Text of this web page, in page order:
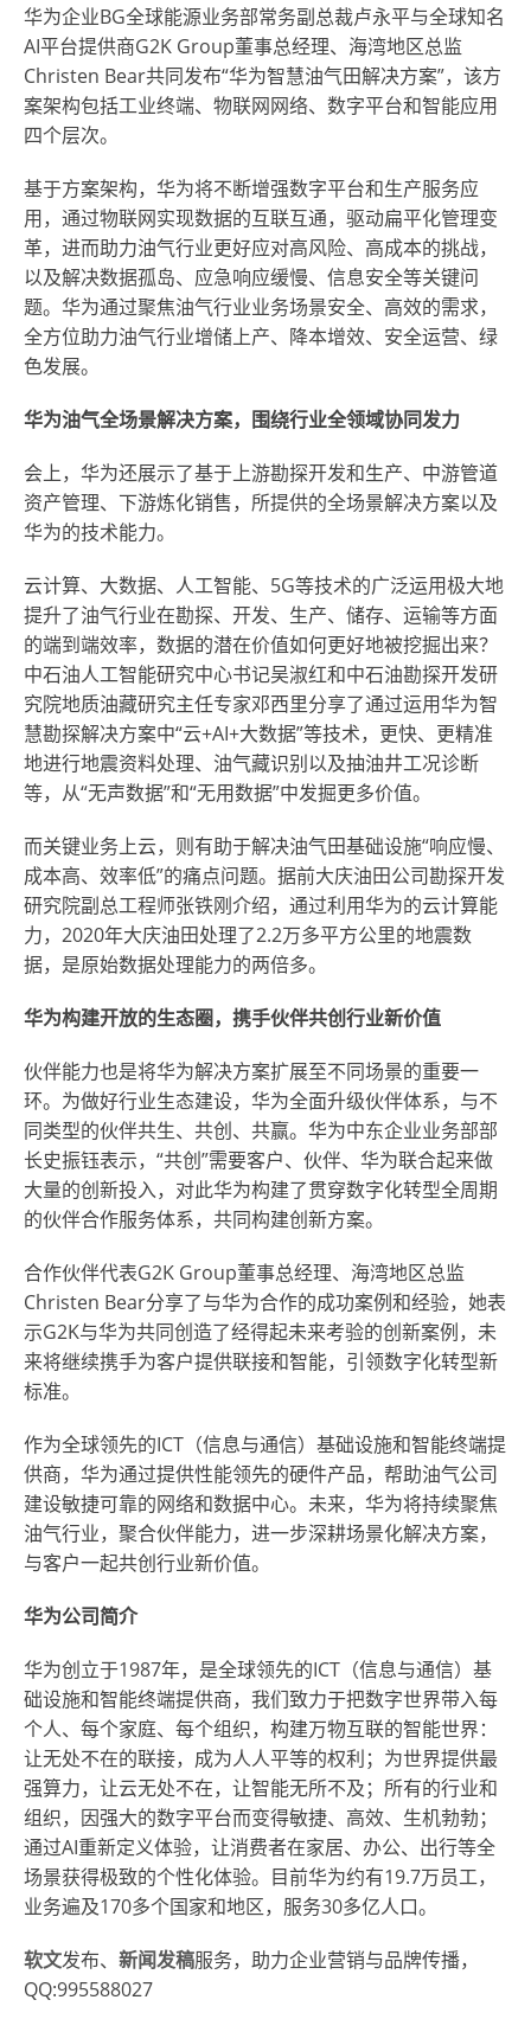
华为企业BG全球能源业务部常务副总裁卢永平与全球知名
AI平台提供商G2K Group董事总经理、海湾地区总监
Christen Bear共同发布“华为智慧油气田解决方案”，该方
案架构包括工业终端、物联网网络、数字平台和智能应用
四个层次。
基于方案架构，华为将不断增强数字平台和生产服务应
用，通过物联网实现数据的互联互通，驱动扁平化管理变
革，进而助力油气行业更好应对高风险、高成本的挑战，
以及解决数据孤岛、应急响应缓慢、信息安全等关键问
题。华为通过聚焦油气行业业务场景安全、高效的需求，
全方位助力油气行业增储上产、降本增效、安全运营、绿
色发展。
华为油气全场景解决方案，围绕行业全领域协同发力
会上，华为还展示了基于上游勘探开发和生产、中游管道
资产管理、下游炼化销售，所提供的全场景解决方案以及
华为的技术能力。
云计算、大数据、人工智能、5G等技术的广泛运用极大地
提升了油气行业在勘探、开发、生产、储存、运输等方面
的端到端效率，数据的潜在价值如何更好地被挖掘出来？
中石油人工智能研究中心书记吴淑红和中石油勘探开发研
究院地质油藏研究主任专家邓西里分享了通过运用华为智
慧勘探解决方案中“云+AI+大数据”等技术，更快、更精准
地进行地震资料处理、油气藏识别以及抽油井工况诊断
等，从“无声数据”和“无用数据”中发掘更多价值。
而关键业务上云，则有助于解决油气田基础设施“响应慢、
成本高、效率低”的痛点问题。据前大庆油田公司勘探开发
研究院副总工程师张铁刚介绍，通过利用华为的云计算能
力，2020年大庆油田处理了2.2万多平方公里的地震数
据，是原始数据处理能力的两倍多。
华为构建开放的生态圈，携手伙伴共创行业新价值
伙伴能力也是将华为解决方案扩展至不同场景的重要一
环。为做好行业生态建设，华为全面升级伙伴体系，与不
同类型的伙伴共生、共创、共赢。华为中东企业业务部部
长史振钰表示，“共创”需要客户、伙伴、华为联合起来做
大量的创新投入，对此华为构建了贯穿数字化转型全周期
的伙伴合作服务体系，共同构建创新方案。
合作伙伴代表G2K Group董事总经理、海湾地区总监
Christen Bear分享了与华为合作的成功案例和经验，她表
示G2K与华为共同创造了经得起未来考验的创新案例，未
来将继续携手为客户提供联接和智能，引领数字化转型新
标准。
作为全球领先的ICT（信息与通信）基础设施和智能终端提
供商，华为通过提供性能领先的硬件产品，帮助油气公司
建设敏捷可靠的网络和数据中心。未来，华为将持续聚焦
油气行业，聚合伙伴能力，进一步深耕场景化解决方案，
与客户一起共创行业新价值。
华为公司简介
华为创立于1987年，是全球领先的ICT（信息与通信）基
础设施和智能终端提供商，我们致力于把数字世界带入每
个人、每个家庭、每个组织，构建万物互联的智能世界：
让无处不在的联接，成为人人平等的权利；为世界提供最
强算力，让云无处不在，让智能无所不及；所有的行业和
组织，因强大的数字平台而变得敏捷、高效、生机勃勃；
通过AI重新定义体验，让消费者在家居、办公、出行等全
场景获得极致的个性化体验。目前华为约有19.7万员工，
业务遍及170多个国家和地区，服务30多亿人口。
软文发布、 新闻发稿服务，助力企业营销与品牌传播，
QQ:995588027